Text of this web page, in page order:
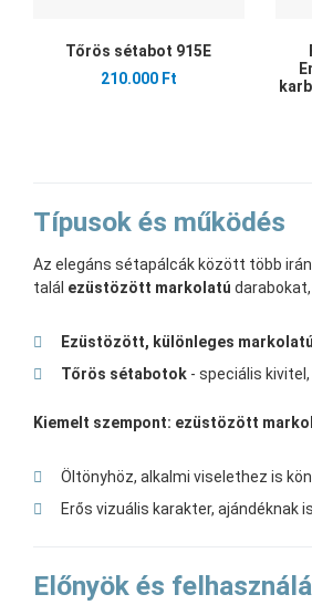
Tőrös sétabot 915E
210.000 Ft
Típusok és működés
Az elegáns sétapálcák között több
talál ezüstözött markolatú
Ezüstözött, különleges
Tőrös sétabotok - speciális
Kiemelt szempont: ezüstözött
Öltönyhöz, alkalmi viselethez is
Erős vizuális karakter, ajándéknak
Előnyök és